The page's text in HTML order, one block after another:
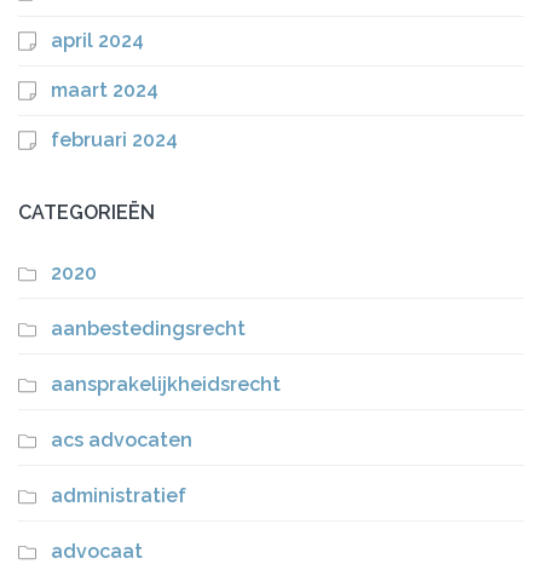
april 2024
maart 2024
februari 2024
CATEGORIEËN
2020
aanbestedingsrecht
aansprakelijkheidsrecht
acs advocaten
administratief
advocaat